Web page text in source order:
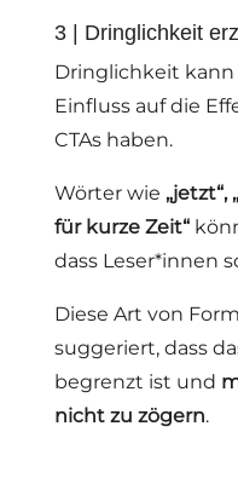
3 | Dringlichkeit
Dringlichkeit
Einfluss auf die
CTAs haben.
Wörter wie „jetzt“,
für kurze Zeit“
dass Leser*innen
Diese Art von
suggeriert, dass
begrenzt ist und
nicht zu zögern.